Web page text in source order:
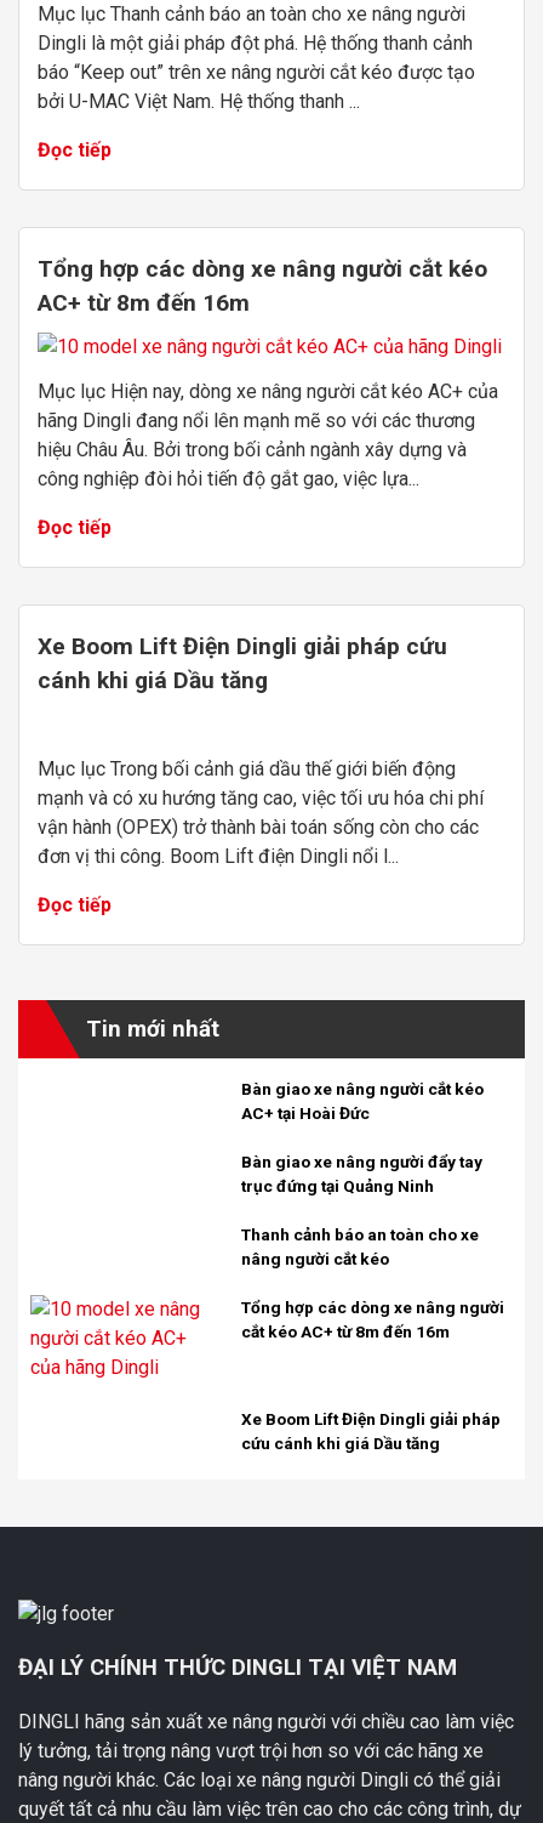
Mục lục Thanh cảnh báo an toàn cho xe nâng người
Dingli là một giải pháp đột phá. Hệ thống thanh cảnh
báo “Keep out” trên xe nâng người cắt kéo được tạo
bởi U-MAC Việt Nam. Hệ thống thanh ...
Đọc tiếp
Tổng hợp các dòng xe nâng người cắt kéo
AC+ từ 8m đến 16m
Mục lục Hiện nay, dòng xe nâng người cắt kéo AC+ của
hãng Dingli đang nổi lên mạnh mẽ so với các thương
hiệu Châu Âu. Bởi trong bối cảnh ngành xây dựng và
công nghiệp đòi hỏi tiến độ gắt gao, việc lựa...
Đọc tiếp
Xe Boom Lift Điện Dingli giải pháp cứu
cánh khi giá Dầu tăng
Mục lục Trong bối cảnh giá dầu thế giới biến động
mạnh và có xu hướng tăng cao, việc tối ưu hóa chi phí
vận hành (OPEX) trở thành bài toán sống còn cho các
đơn vị thi công. Boom Lift điện Dingli nổi l...
Đọc tiếp
Tin mới nhất
Bàn giao xe nâng người cắt kéo
AC+ tại Hoài Đức
Bàn giao xe nâng người đẩy tay
trục đứng tại Quảng Ninh
Thanh cảnh báo an toàn cho xe
nâng người cắt kéo
Tổng hợp các dòng xe nâng người
cắt kéo AC+ từ 8m đến 16m
Xe Boom Lift Điện Dingli giải pháp
cứu cánh khi giá Dầu tăng
ĐẠI LÝ CHÍNH THỨC DINGLI TẠI VIỆT NAM
DINGLI hãng sản xuất xe nâng người với chiều cao làm việc
lý tưởng, tải trọng nâng vượt trội hơn so với các hãng xe
nâng người khác. Các loại xe nâng người Dingli có thể giải
quyết tất cả nhu cầu làm việc trên cao cho các công trình, dự